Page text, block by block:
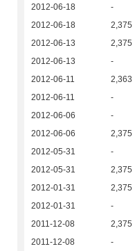
2012-06-18
-
2012-06-18
2,375
2012-06-13
2,375
2012-06-13
-
2012-06-11
2,363
2012-06-11
-
2012-06-06
-
2012-06-06
2,375
2012-05-31
-
2012-05-31
2,375
2012-01-31
2,375
2012-01-31
-
2011-12-08
2,375
2011-12-08
-